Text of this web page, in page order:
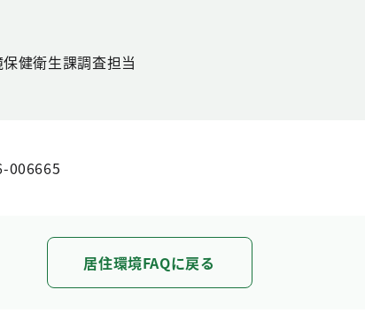
健衛生課調査担当
006665
居住環境FAQに戻る